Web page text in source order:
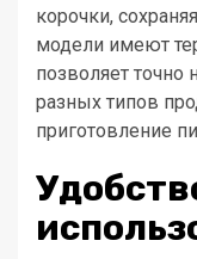
корочки,
модели имеют
позволяет точно
разных типов
приготовление